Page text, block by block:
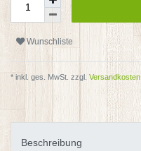
Wunschliste
* inkl. ges. MwSt. zzgl. Versandkosten
Beschreibung